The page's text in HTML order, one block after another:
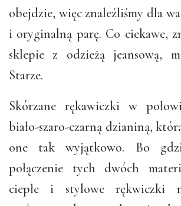
obejdzie, więc znaleźliśmy dla
i oryginalną parę. Co ciekawe,
sklepie z odzieżą jeansową,
Starze.
Skórzane rękawiczki w
biało-szaro-czarną dzianiną,
one tak wyjątkowo. Bo
połączenie tych dwóch
ciepłe i stylowe rękwiczki